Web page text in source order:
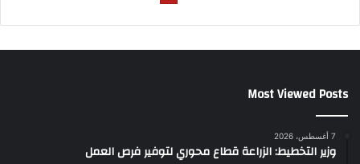
Most Viewed Posts
7 أغسطس، 2026
وزير التخطيط: الزراعة قطاع محوري لتوفير فرص العمل